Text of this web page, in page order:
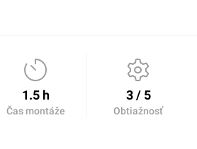
1.5 h
Čas montáže
3 / 5
Obtiažnosť